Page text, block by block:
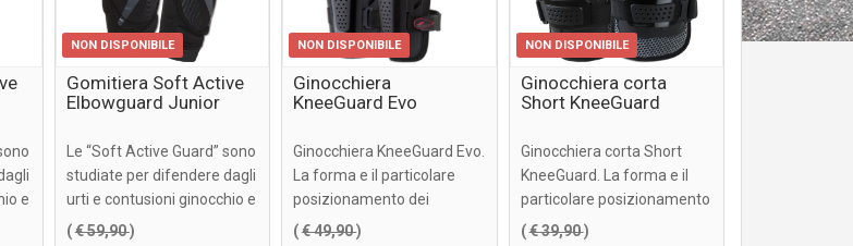
e
NON DISPONIBILE
Gomitiera Soft Active
Elbowguard Junior
Le “Soft Active Guard” sono
studiate per difendere dagli
urti e contusioni ginocchio e
gomito, attut ...
(€ 59,90)
NON DISPONIBILE
Ginocchiera
KneeGuard Evo
Ginocchiera KneeGuard Evo.
La forma e il particolare
posizionamento dei
cinghietti elastici garantis ...
(€ 49,90)
NON DISPONIBILE
Ginocchiera corta
Short KneeGuard
Ginocchiera corta Short
KneeGuard. La forma e il
particolare posizionamento
dei cinghietti elastici ...
(€ 39,90)